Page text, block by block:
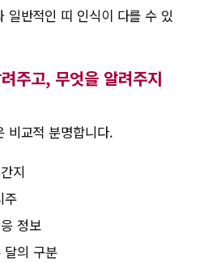
일반적인 띠 인식이 다를 수 있
주고, 무엇을 알려주지
비교적 분명합니다.
지
주
정보
달의 구분